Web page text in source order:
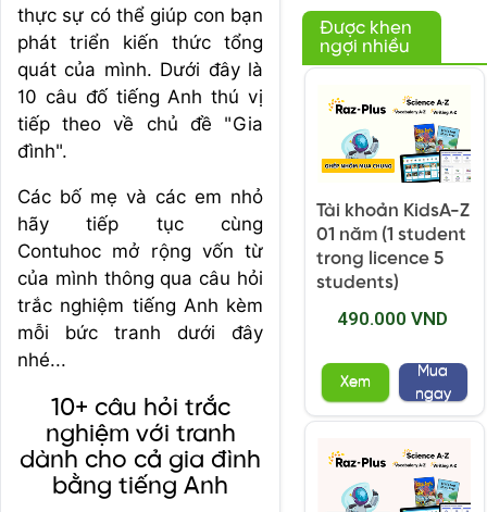
thực sự có thể giúp con bạn
phát triển kiến thức tổng
quát của mình. Dưới đây là
10 câu đố tiếng Anh thú vị
tiếp theo về chủ đề "Gia
đình".
Các bố mẹ và các em nhỏ
hãy tiếp tục cùng
Contuhoc mở rộng vốn từ
của mình thông qua câu hỏi
trắc nghiệm tiếng Anh kèm
mỗi bức tranh dưới đây
nhé...
10+ câu hỏi trắc
nghiệm với tranh
dành cho cả gia đình
bằng tiếng Anh
Được khen
ngợi nhiều
Tài khoản KidsA-Z
01 năm (1 student
trong licence 5
students)
490.000 VND
Xem
Mua
ngay